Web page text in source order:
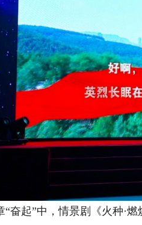
起”中，情景剧《火种·燃